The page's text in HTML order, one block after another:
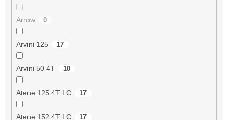
Arrow 0
Arvini 125 17
Arvini 50 4T 10
Atene 125 4T LC 17
Atene 152 4T LC 17